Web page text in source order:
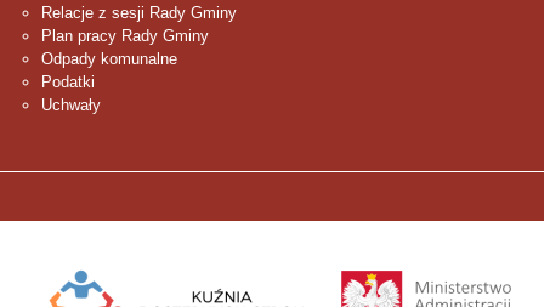
Relacje z sesji Rady Gminy
Plan pracy Rady Gminy
Odpady komunalne
Podatki
Uchwały